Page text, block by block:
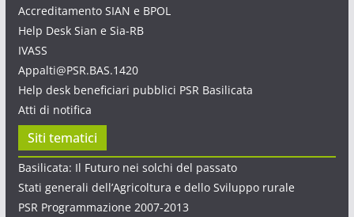
Accreditamento SIAN e BPOL
Help Desk Sian e Sia-RB
IVASS
Appalti@PSR.BAS.1420
Help desk beneficiari pubblici PSR Basilicata
Atti di notifica
Siti tematici
Basilicata: Il Futuro nei solchi del passato
Stati generali dell’Agricoltura e dello Sviluppo rurale
PSR Programmazione 2007-2013